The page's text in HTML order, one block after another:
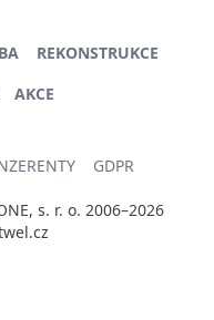
REKONSTRUKCE
AKCE
GDPR
s. r. o. 2006–2026